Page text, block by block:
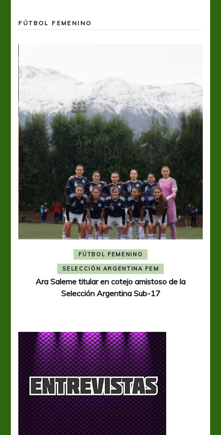
FÚTBOL FEMENINO
FÚTBOL FEMENINO
SELECCIÓN ARGENTINA FEM
Ara Saleme titular en cotejo amistoso de la
Selección Argentina Sub-17